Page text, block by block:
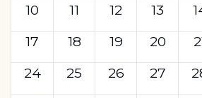
10
11 12 13
17
18 19 20
24
25 26 27